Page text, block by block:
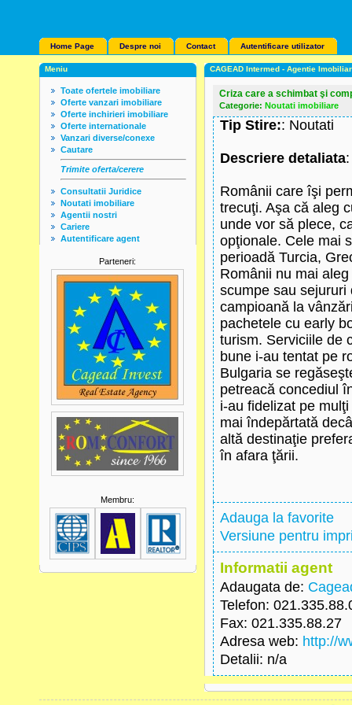
Home Page Despre noi Contact Autentificare utilizator
Meniu
Toate ofertele imobiliare
Oferte vanzari imobiliare
Oferte inchirieri imobiliare
Oferte internationale
Vanzari diverse/conexe
Cautare
Trimite oferta/cerere
Consultatii Juridice
Noutati imobiliare
Agentii nostri
Cariere
Autentificare agent
Parteneri:
Membru:
CAGEAD Intermed - Agentie
Criza care a schimbat şi
Categorie: Noutati imobiliare
Tip Stire:: Noutati
Descriere detaliata
Românii care îşi
trecuţi. Aşa că aleg
unde vor să plece,
opţionale. Cele mai
perioadă Turcia,
Românii nu mai
scumpe sau sejururi
campioană la
pachetele cu early
turism. Serviciile de
bune i-au tentat pe
Bulgaria se
petreacă concediul
i-au fidelizat pe
mai îndepărtată
altă destinaţie
în afara ţării.
Adauga la favorite
Versiune pentru
Informatii agent
Adaugata de:
Telefon:
Fax: 021.335.88.27
Adresa web: http://
Detalii: n/a